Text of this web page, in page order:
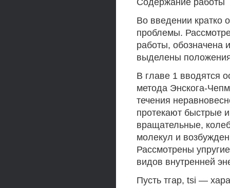
Содержание работы
Во введении кратко
проблемы.
работы, обозначена
выделены
В главе 1 вводятся
метода Энскога-
течения
протекают быстрые
вращательные,
молекул и
Рассмотрены
видов внутренней
Пусть тгар, tsi —